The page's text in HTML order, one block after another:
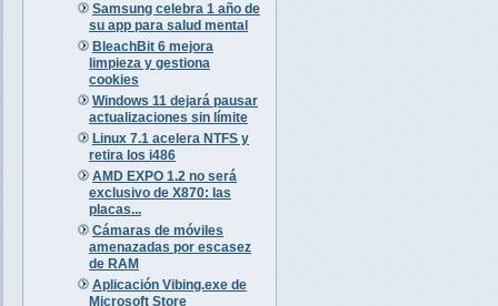
Samsung celebra 1 año de
su app para salud mental
BleachBit 6 mejora
limpieza y gestiona
cookies
Windows 11 dejará pausar
actualizaciones sin límite
Linux 7.1 acelera NTFS y
retira los i486
AMD EXPO 1.2 no será
exclusivo de X870: las
placas...
Cámaras de móviles
amenazadas por escasez
de RAM
Aplicación Vibing.exe de
Microsoft Store